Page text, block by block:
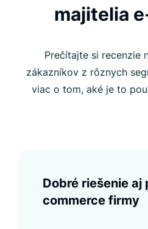
majitelia
Prečítajte si recenzie
zákazníkov z rôznych
viac o tom, aké je to
Dobré riešenie aj
commerce firmy